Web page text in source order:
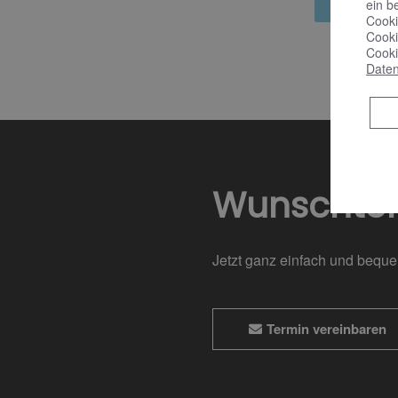
Jetzt ganz einfach und
Termin vereinbaren
ein